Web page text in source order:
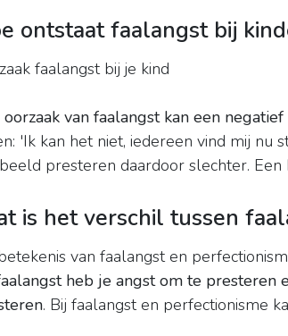
ontstaat faalangst bij
faalangst bij je kind
oorzaak van faalangst kan een
'Ik kan het niet, iedereen vind mij nu
presteren daardoor slechter.
is het verschil tussen
van faalangst en
heb je angst om te
. Bij faalangst en perfectionisme